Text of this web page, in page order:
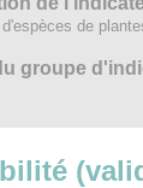
d'espèces de
groupe